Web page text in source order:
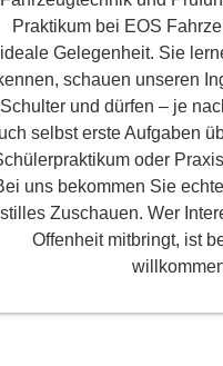
Praktikum bei EOS
ideale Gelegenheit. Sie
schauen unseren
Schulter und dürfen – je
selbst erste Aufgaben
oder
uns bekommen Sie
stilles Zuschauen. Wer
Offenheit mitbringt, ist